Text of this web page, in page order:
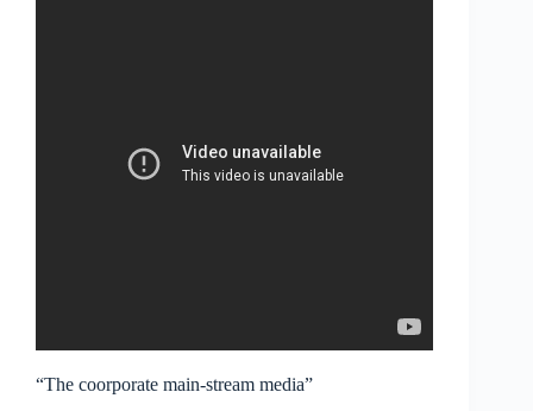
“The coorporate main-stream media”